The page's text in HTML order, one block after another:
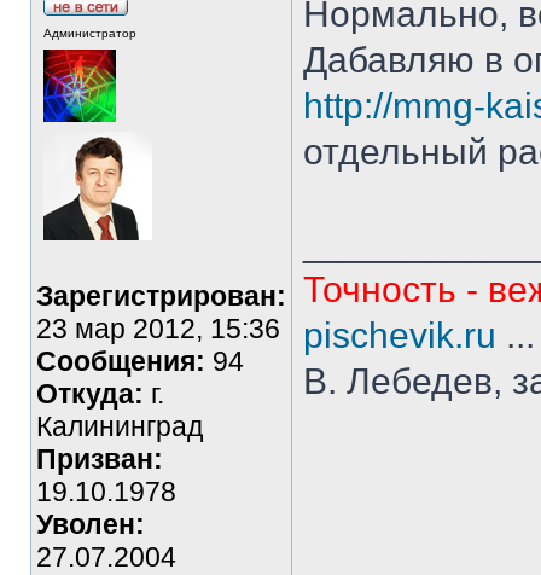
Администратор
Зарегистрирован:
23 мар 2012, 15:36
Сообщения: 94
Откуда: г.
Калининград
Призван:
19.10.1978
Уволен:
27.07.2004
Нормально,
Дабавляю в
http://mmg-
отдельный
Точность -
pischevik.ru
В. Лебедев,